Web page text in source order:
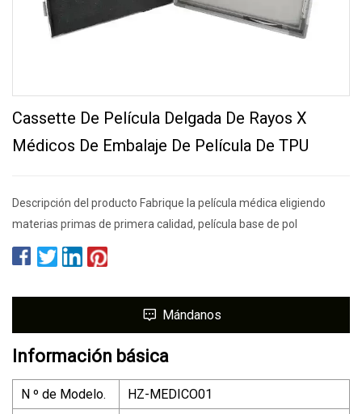
Cassette De Película Delgada De Rayos X
Médicos De Embalaje De Película De TPU
Descripción del producto Fabrique la película médica eligiendo
materias primas de primera calidad, película base de pol
Mándanos
Información básica
N º de Modelo.
HZ-MEDICO01